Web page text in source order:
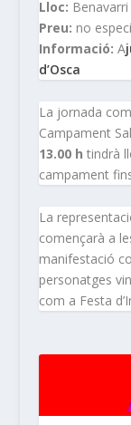
Lloc: Benavarri
Preu: no
Informació: A
d’Osca
La jornada
Campament
13.00 h tindrà
campament
La
començarà a
manifestació
personatges
com a Festa